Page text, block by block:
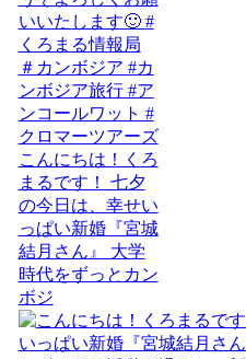
こんにちは！くろ
まるです！ 七夕
の今日は、幸せい
っぱい新婚『宮城
結月さん』 大学
時代をずっとカン
ボジ